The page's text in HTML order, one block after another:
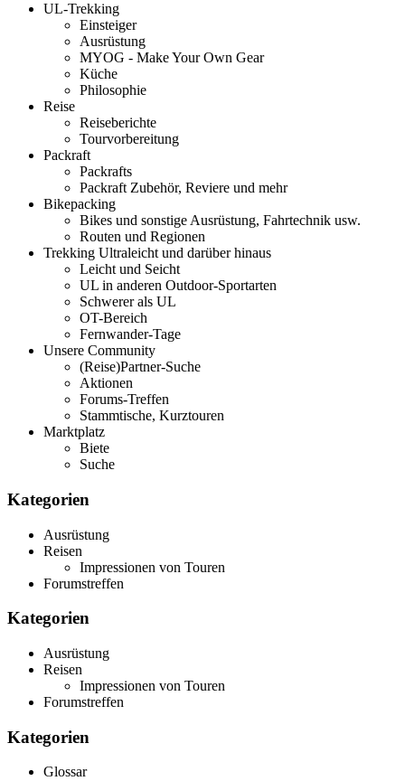
UL-Trekking
Einsteiger
Ausrüstung
MYOG - Make Your Own Gear
Küche
Philosophie
Reise
Reiseberichte
Tourvorbereitung
Packraft
Packrafts
Packraft Zubehör, Reviere und mehr
Bikepacking
Bikes und sonstige Ausrüstung, Fahrtechnik usw.
Routen und Regionen
Trekking Ultraleicht und darüber hinaus
Leicht und Seicht
UL in anderen Outdoor-Sportarten
Schwerer als UL
OT-Bereich
Fernwander-Tage
Unsere Community
(Reise)Partner-Suche
Aktionen
Forums-Treffen
Stammtische, Kurztouren
Marktplatz
Biete
Suche
Kategorien
Ausrüstung
Reisen
Impressionen von Touren
Forumstreffen
Kategorien
Ausrüstung
Reisen
Impressionen von Touren
Forumstreffen
Kategorien
Glossar